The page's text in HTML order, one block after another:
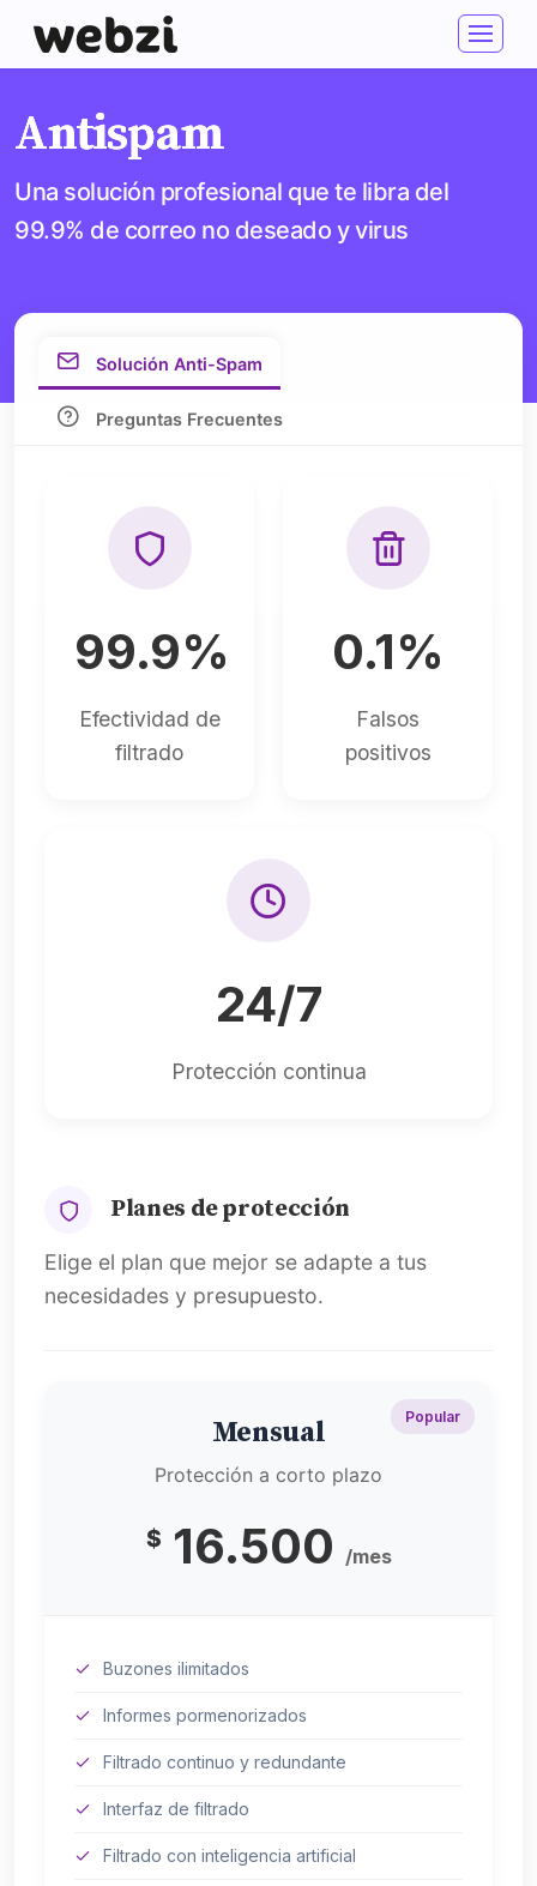
Antispam
Una solución profesional que te libra del
99.9% de correo no deseado y virus
Solución Anti-Spam
Preguntas Frecuentes
99.9%
Efectividad de
filtrado
0.1%
Falsos
positivos
24/7
Protección continua
Planes de protección
Elige el plan que mejor se adapte a tus
necesidades y presupuesto.
Popular
Mensual
Protección a corto plazo
$ 16.500 /mes
Buzones ilimitados
Informes pormenorizados
Filtrado continuo y redundante
Interfaz de filtrado
Filtrado con inteligencia artificial